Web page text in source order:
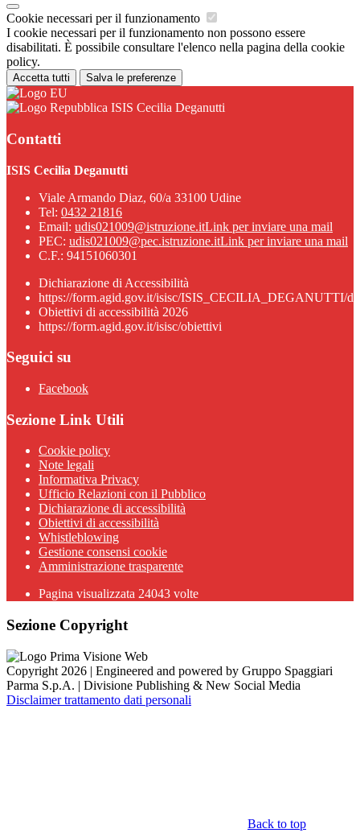
Cookie necessari per il funzionamento
I cookie necessari per il funzionamento non possono essere
disabilitati. È possibile consultare l'elenco nella pagina della cookie
policy.
Accetta tutti Salva le preferenze
ISIS Cecilia Deganutti
Contatti
ISIS Cecilia Deganutti
Viale Armando Diaz, 60/a 33100 Udine
Tel: 0432 21816
Email: udis021009@istruzione.itLink per inviare una mail
PEC: udis021009@pec.istruzione.itLink per inviare una mail
C.F.: 94151060301
Dichiarazione di Accessibilità
https://form.agid.gov.it/isisc/ISIS_CECILIA_DEGANUTTI/
Obiettivi di accessibilità 2026
https://form.agid.gov.it/isisc/obiettivi
Seguici su
Facebook
Sezione Link Utili
Cookie policy
Note legali
Informativa Privacy
Ufficio Relazioni con il Pubblico
Dichiarazione di accessibilità
Obiettivi di accessibilità
Whistleblowing
Gestione consensi cookie
Amministrazione trasparente
Pagina visualizzata 24043 volte
Sezione Copyright
Copyright 2026 | Engineered and powered by Gruppo Spaggiari
Parma S.p.A. | Divisione Publishing & New Social Media
Disclaimer trattamento dati personali
Back to top